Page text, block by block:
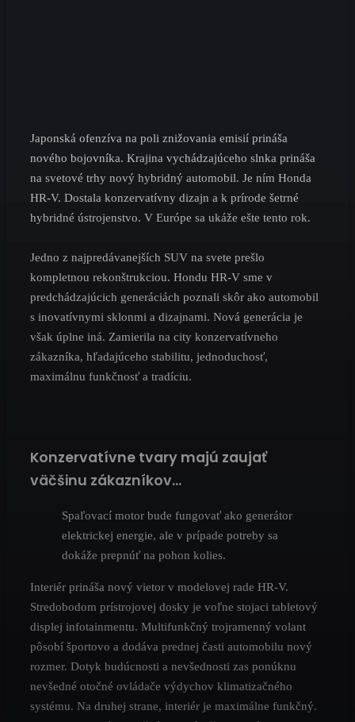
Japonská ofenzíva na poli znižovania emisií prináša
nového bojovníka. Krajina vychádzajúceho slnka prináša
na svetové trhy nový hybridný automobil. Je ním Honda
HR-V. Dostala konzervatívny dizajn a k prírode šetrné
hybridné ústrojenstvo. V Európe sa ukáže ešte tento rok.
Jedno z najpredávanejších SUV na svete prešlo
kompletnou rekonštrukciou. Hondu HR-V sme v
predchádzajúcich generáciách poznali skôr ako automobil
s inovatívnymi sklonmi a dizajnami. Nová generácia je
však úplne iná. Zamierila na city konzervatívneho
zákazníka, hľadajúceho stabilitu, jednoduchosť,
maximálnu funkčnosť a tradíciu.
Konzervatívne tvary majú zaujať
väčšinu zákazníkov…
Spaľovací motor bude fungovať ako generátor
elektrickej energie, ale v prípade potreby sa
dokáže prepnúť na pohon kolies.
Interiér prináša nový vietor v modelovej rade HR-V.
Stredobodom prístrojovej dosky je voľne stojaci tabletový
displej infotainmentu. Multifunkčný trojramenný volant
pôsobí športovo a dodáva prednej časti automobilu nový
rozmer. Dotyk budúcnosti a nevšednosti zas ponúknu
nevšedné otočné ovládače výdychov klimatizačného
systému. Na druhej strane, interiér je maximálne funkčný.